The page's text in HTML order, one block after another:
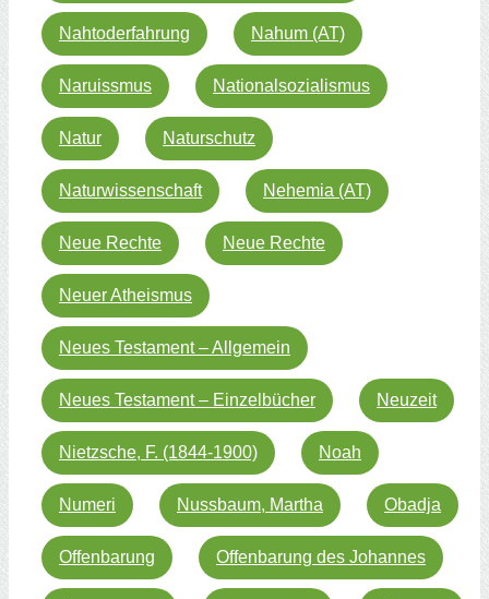
Nahtoderfahrung Nahum (AT)
Naruissmus Nationalsozialismus
Natur Naturschutz
Naturwissenschaft Nehemia (AT)
Neue Rechte Neue Rechte
Neuer Atheismus
Neues Testament – Allgemein
Neues Testament – Einzelbücher Neuzeit
Nietzsche, F. (1844-1900) Noah
Numeri Nussbaum, Martha Obadja
Offenbarung Offenbarung des Johannes